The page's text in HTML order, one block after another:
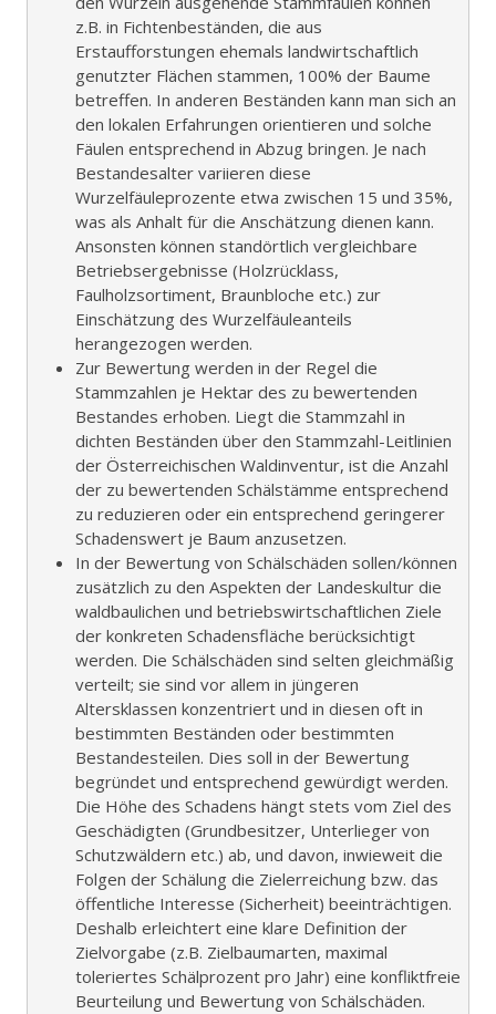
z.B. in Fichtenbeständen, die aus
Erstaufforstungen ehemals landwirtschaftlich
genutzter Flächen stammen, 100% der Baume
betreffen. In anderen Beständen kann man sich an
den lokalen Erfahrungen orientieren und solche
Fäulen entsprechend in Abzug bringen. Je nach
Bestandesalter variieren diese
Wurzelfäuleprozente etwa zwischen 15 und 35%,
was als Anhalt für die Anschätzung dienen kann.
Ansonsten können standörtlich vergleichbare
Betriebsergebnisse (Holzrücklass,
Faulholzsortiment, Braunbloche etc.) zur
Einschätzung des Wurzelfäuleanteils
herangezogen werden.
Zur Bewertung werden in der Regel die
Stammzahlen je Hektar des zu bewertenden
Bestandes erhoben. Liegt die Stammzahl in
dichten Beständen über den Stammzahl-Leitlinien
der Österreichischen Waldinventur, ist die Anzahl
der zu bewertenden Schälstämme entsprechend
zu reduzieren oder ein entsprechend geringerer
Schadenswert je Baum anzusetzen.
In der Bewertung von Schälschäden sollen/können
zusätzlich zu den Aspekten der Landeskultur die
waldbaulichen und betriebswirtschaftlichen Ziele
der konkreten Schadensfläche berücksichtigt
werden. Die Schälschäden sind selten gleichmäßig
verteilt; sie sind vor allem in jüngeren
Altersklassen konzentriert und in diesen oft in
bestimmten Beständen oder bestimmten
Bestandesteilen. Dies soll in der Bewertung
begründet und entsprechend gewürdigt werden.
Die Höhe des Schadens hängt stets vom Ziel des
Geschädigten (Grundbesitzer, Unterlieger von
Schutzwäldern etc.) ab, und davon, inwieweit die
Folgen der Schälung die Zielerreichung bzw. das
öffentliche Interesse (Sicherheit) beeinträchtigen.
Deshalb erleichtert eine klare Definition der
Zielvorgabe (z.B. Zielbaumarten, maximal
toleriertes Schälprozent pro Jahr) eine konfliktfreie
Beurteilung und Bewertung von Schälschäden.